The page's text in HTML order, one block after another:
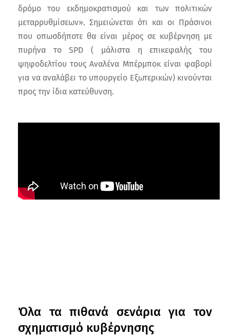
δρόμο του εκδημοκρατισμού και των πολιτικών
μεταρρυθμίσεων». Σημειώνεται ότι και οι Πράσινοι
που οπωσδήποτε θα είναι μέρος σε κυβέρνηση με
πυρήνα το SPD ( μάλιστα η επικεφαλής του
ψηφοδελτίου τους Αναλένα Μπέρμποκ είναι φαβορί
για να αναλάβει το υπουργείο Εξωτερικών) κινούνται
προς την ίδια κατεύθυνση.
Όλα τα πιθανά σενάρια για τον
σχηματισμό κυβέρνησης